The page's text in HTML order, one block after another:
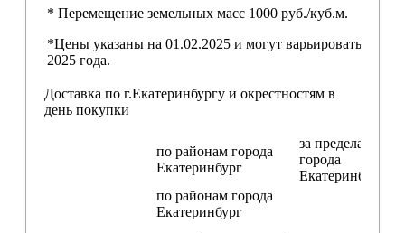
* Перемещение земельных масс 1000 руб./куб.м.
*Цены указаны на 01.02.2025 и могут варьироваться
2025 года.
Доставка по г.Екатеринбургу и окрестностям в
день покупки
по районам города
Екатеринбург
за пределами
города
Екатеринбург
по районам города
Екатеринбург